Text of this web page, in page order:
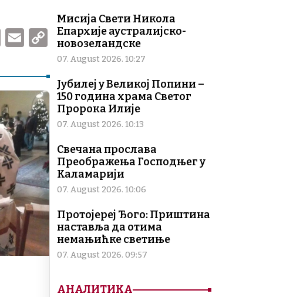
W
h
at
s
A
p
p
E
m
ai
l
C
o
p
y
Li
n
k
Мисија Свети Никола
Епархије аустралијско-
новозеландске
07. August 2026. 10:27
Јубилеј у Великој Попини –
150 година храма Светог
Пророка Илије
07. August 2026. 10:13
Свечана прослава
Преображења Господњег у
Каламарији
07. August 2026. 10:06
Протојереј Ђого: Приштина
наставља да отима
немањићке светиње
07. August 2026. 09:57
АНАЛИТИКА